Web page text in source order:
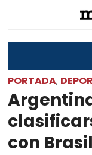
PORTADA,
con Brasil